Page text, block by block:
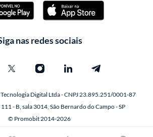
nas redes sociais
Digital Ltda - CNPJ 23.895.251/0001-87
- B, sala 3014, São Bernardo do Campo - SP
© Promobit 2014-2026